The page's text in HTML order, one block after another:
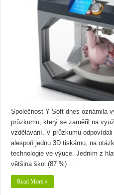
Společnost Y Soft dnes oznámila
průzkumu, který se zaměřil na
vzdělávání. V průzkumu
alespoň jednu 3D tiskárnu, na
technologie ve výuce. Jedním z
většina škol (87 %) …
Read More »